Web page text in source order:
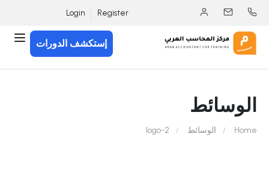
Register
Login
إستكشف الدورات
الوسائط
Home الوسائط logo-2